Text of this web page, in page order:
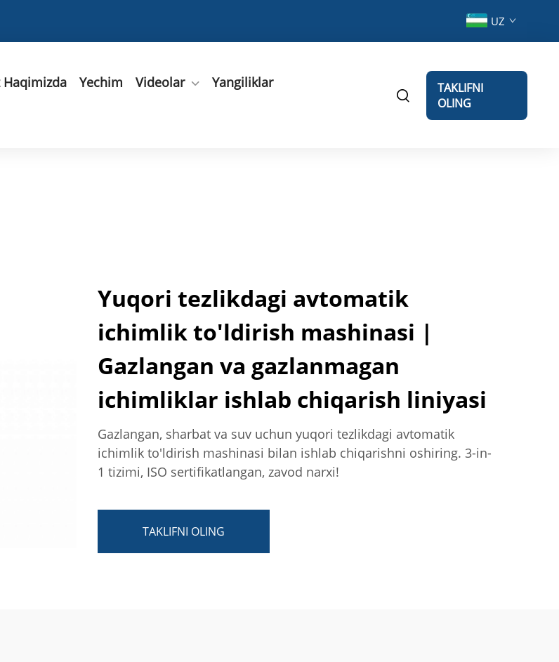
UZ
Haqimizda Yechim Videolar
Yangiliklar
TAKLIFNI
OLING
Yuqori tezlikdagi avtomatik
ichimlik to'ldirish mashinasi |
Gazlangan va gazlanmagan
ichimliklar ishlab chiqarish liniyasi
Gazlangan, sharbat va suv uchun yuqori tezlikdagi avtomatik
ichimlik to'ldirish mashinasi bilan ishlab chiqarishni oshiring. 3-in-
1 tizimi, ISO sertifikatlangan, zavod narxi!
TAKLIFNI OLING